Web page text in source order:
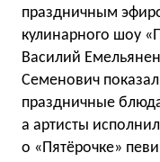
праздничным
кулинарного шоу
Василий
Семенович
праздничные
а артисты
о «Пятёрочке»